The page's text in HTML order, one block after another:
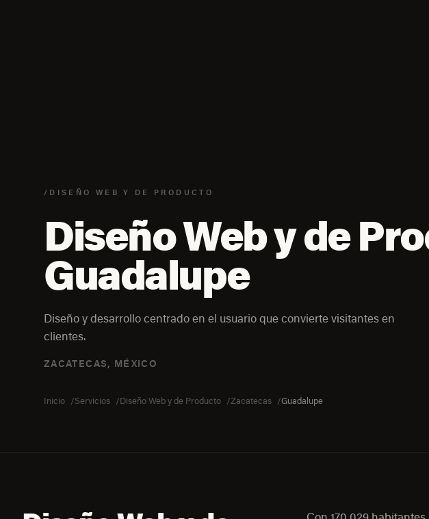
/DISEÑO WEB Y DE PRODUCTO
Diseño Web y de
Guadalupe
Diseño y desarrollo centrado en el usuario que convierte visitantes en
clientes.
ZACATECAS, MÉXICO
Inicio Servicios Diseño Web y de Producto Zacatecas Guadalupe